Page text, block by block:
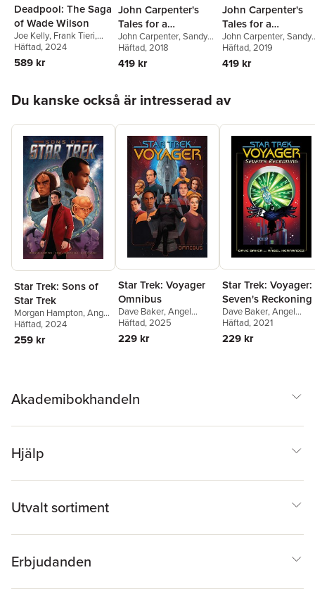
Deadpool: The Saga
of Wade Wilson
Joe Kelly, Frank Tieri,
Brian Posehn
Häftad, 2024
589 kr
John Carpenter's
Tales for a
HalloweeNight
John Carpenter,Sandy
King,Steve Niles
Harris,Mike Sizemore
David J. Schow
Deibert
Frank Tieri,Sandy King
Häftad, 2018
419 kr
John Carpenter's
Tales for a
HalloweeNight
John Carpenter,Sandy
King,Amanda Deibert
Mike Sizemore
Swierczynski
Andy Price
Steve Niles,Sandy King
Häftad, 2019
419 kr
Du kanske också är intresserad av
Star Trek: Sons of
Star Trek
Morgan Hampton,Angel
Hernandez
Häftad, 2024
259 kr
Star Trek: Voyager
Omnibus
Dave Baker,Angel
Hernandez
Häftad, 2025
229 kr
Star Trek: Voyager:
Seven's Reckoning
Dave Baker,Angel
Hernandez
Häftad, 2021
229 kr
Akademibokhandeln
Hjälp
Utvalt sortiment
Erbjudanden